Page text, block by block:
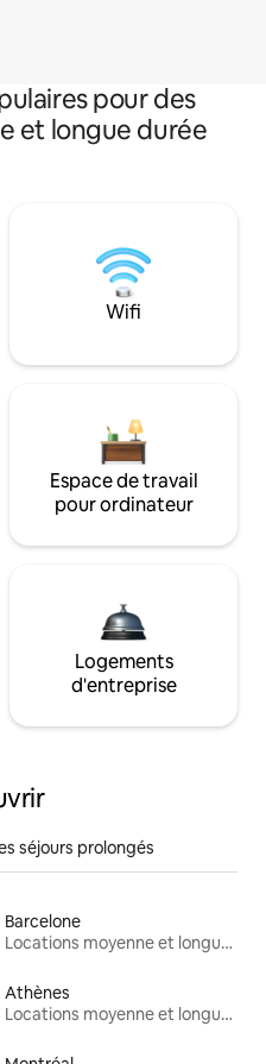
pour des
et longue durée
Wifi
Espace de travail
pour ordinateur
Logements
d'entreprise
séjours prolongés
Barcelone
Locations moyenne et longue durée
Athènes
Locations moyenne et longue durée